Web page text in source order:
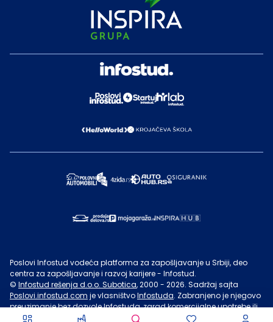
Poslovi Infostud vodeća platforma za zapošljavanje u Srbiji, deo
centra za zapošljavanje i razvoj karijere - Infostud.
© Infostud rešenja d.o.o. Subotica, 2000 - 2026. Sadržaj sajta
Poslovi.infostud.com je vlasništvoInfostuda. Zabranjeno je njegovo
preuzimanje bez dozvoleInfostuda, zarad komercijalne upotrebe ili
u druge svrhe, osim za lične potrebe posetilaca sajta.